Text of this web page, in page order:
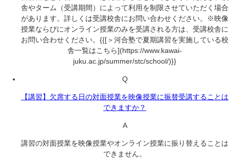
舎やターム（受講期間）によって利用を制限させていただく場合
があります。詳しくは受講校舎にお問い合わせください。※映像
授業ならびにオンライン授業のみを受講される方は、受講校舎に
お問い合わせください。{{[＞河合塾で夏期講習を実施している校
舎一覧はこちら](https://www.kawai-
juku.ac.jp/summer/stc/school/)}}
Q
【講習】欠席する日の対面授業を映像授業に振替受講することは
できますか？
A
講習の対面授業を映像授業やオンライン授業に振り替えることは
できません。